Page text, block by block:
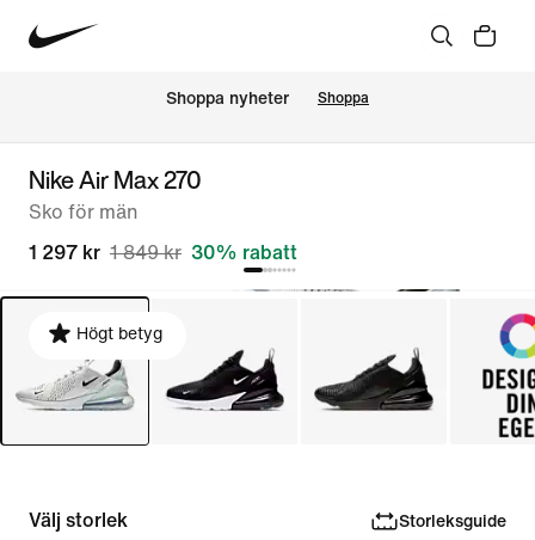
Shoppa nyheter Shoppa
Nike Air Max 270
Sko för män
1 297 kr 1 849 kr 30% rabatt
Högt betyg
Välj storlek Storleksguide